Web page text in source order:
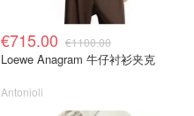
€715.00 €1100.00
Loewe Anagram 牛仔衬衫夹克
Antonioli